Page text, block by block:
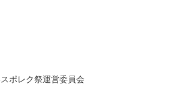
ポレク祭運営委員会